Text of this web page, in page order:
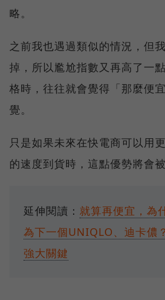
略。
之前我也遇過類似的情況，但
掉，所以尷尬指數又再高了一
格時，往往就會覺得「那麼便
覺。
只是如果未來在快電商可以用
的速度到貨時，這點優勢將會被
延伸閱讀： 就算再便宜，為
為下一個UNIQLO、迪卡儂
強大關鍵